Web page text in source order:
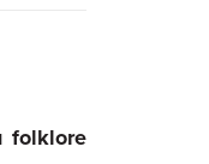
folklore